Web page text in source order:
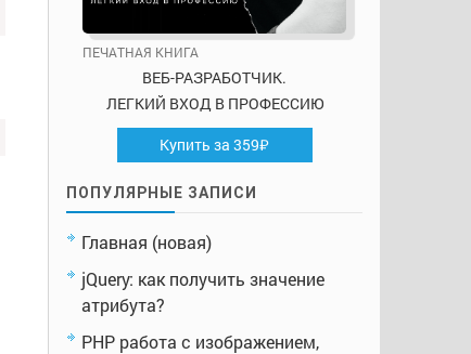
ПЕЧАТНАЯ КНИГА
ВЕБ-РАЗРАБОТЧИК.
ЛЕГКИЙ ВХОД В ПРОФЕССИЮ
Купить за 359₽
ПОПУЛЯРНЫЕ ЗАПИСИ
Главная (новая)
jQuery: как получить значение
атрибута?
PHP работа с изображением,